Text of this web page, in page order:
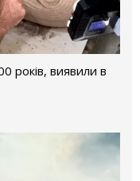
років, виявили в